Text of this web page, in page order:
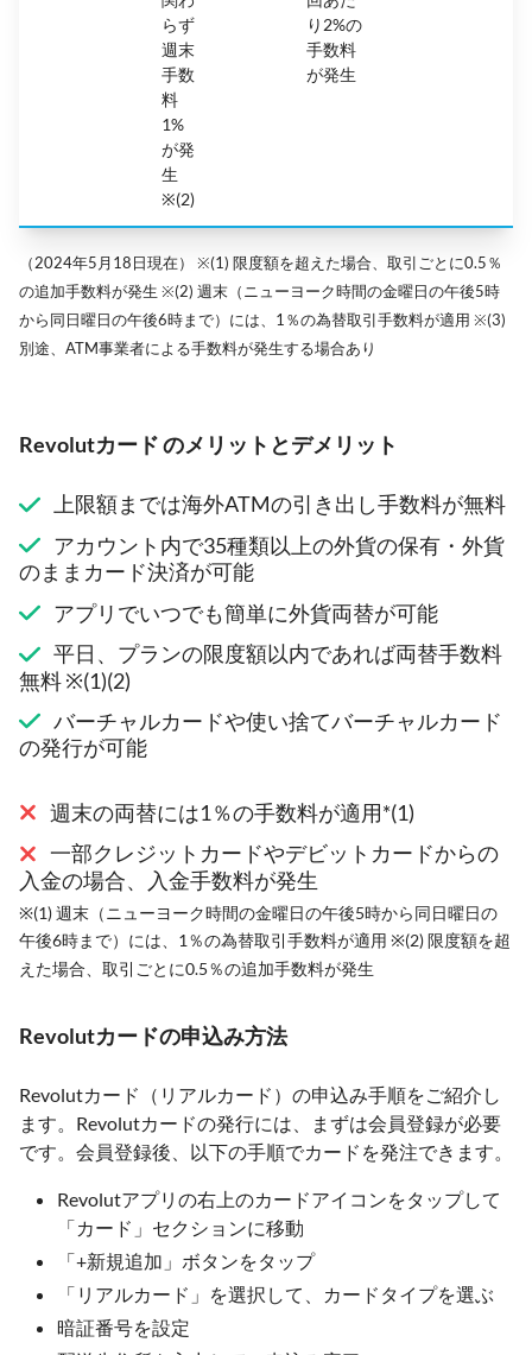
らず
週末
手数
料
1%
が発
生
※(2)
り2%の
手数料
が発生
（2024年5月18日現在） ※(1) 限度額を超えた場合、取引ごとに0.5％
の追加手数料が発生 ※(2) 週末（ニューヨーク時間の金曜日の午後5時
から同日曜日の午後6時まで）には、1％の為替取引手数料が適用 ※(3)
別途、ATM事業者による手数料が発生する場合あり
Revolutカード のメリットとデメリット
上限額までは海外ATMの引き出し手数料が無料
アカウント内で35種類以上の外貨の保有・外貨
のままカード決済が可能
アプリでいつでも簡単に外貨両替が可能
平日、プランの限度額以内であれば両替手数料
無料 ※(1)(2)
バーチャルカードや使い捨てバーチャルカード
の発行が可能
週末の両替には1％の手数料が適用*(1)
一部クレジットカードやデビットカードからの
入金の場合、入金手数料が発生
※(1) 週末（ニューヨーク時間の金曜日の午後5時から同日曜日の
午後6時まで）には、1％の為替取引手数料が適用 ※(2) 限度額を超
えた場合、取引ごとに0.5％の追加手数料が発生
Revolutカードの申込み方法
Revolutカード（リアルカード）の申込み手順をご紹介し
ます。Revolutカードの発行には、まずは会員登録が必要
です。会員登録後、以下の手順でカードを発注できます。
Revolutアプリの右上のカードアイコンをタップして
「カード」セクションに移動
「+新規追加」ボタンをタップ
「リアルカード」を選択して、カードタイプを選ぶ
暗証番号を設定